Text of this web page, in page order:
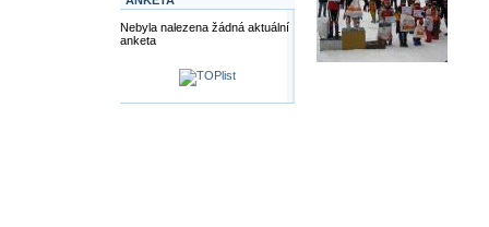
Nebyla nalezena žádná aktuální
anketa